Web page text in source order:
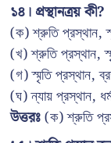
১৪। প্রস্থানত্রয় কী?
(ক) শ্রুতি প্রস্থান,
(খ) শ্রুতি প্রস্থান,
(গ) স্মৃতি প্রস্থান,
(ঘ) ন্যায় প্রস্থান,
উত্তরঃ(ক) শ্রুতি